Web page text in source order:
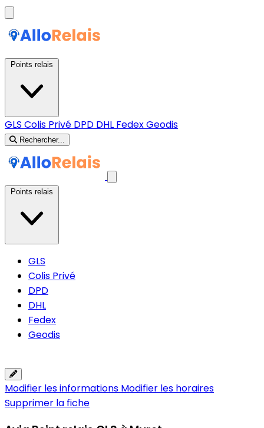
GLS Colis Privé DPD DHL FedexGeodis
Rechercher...
GLS
Colis Privé
DPD
DHL
Fedex
Geodis
Modifier les informations Modifier les horaires
Supprimer la fiche